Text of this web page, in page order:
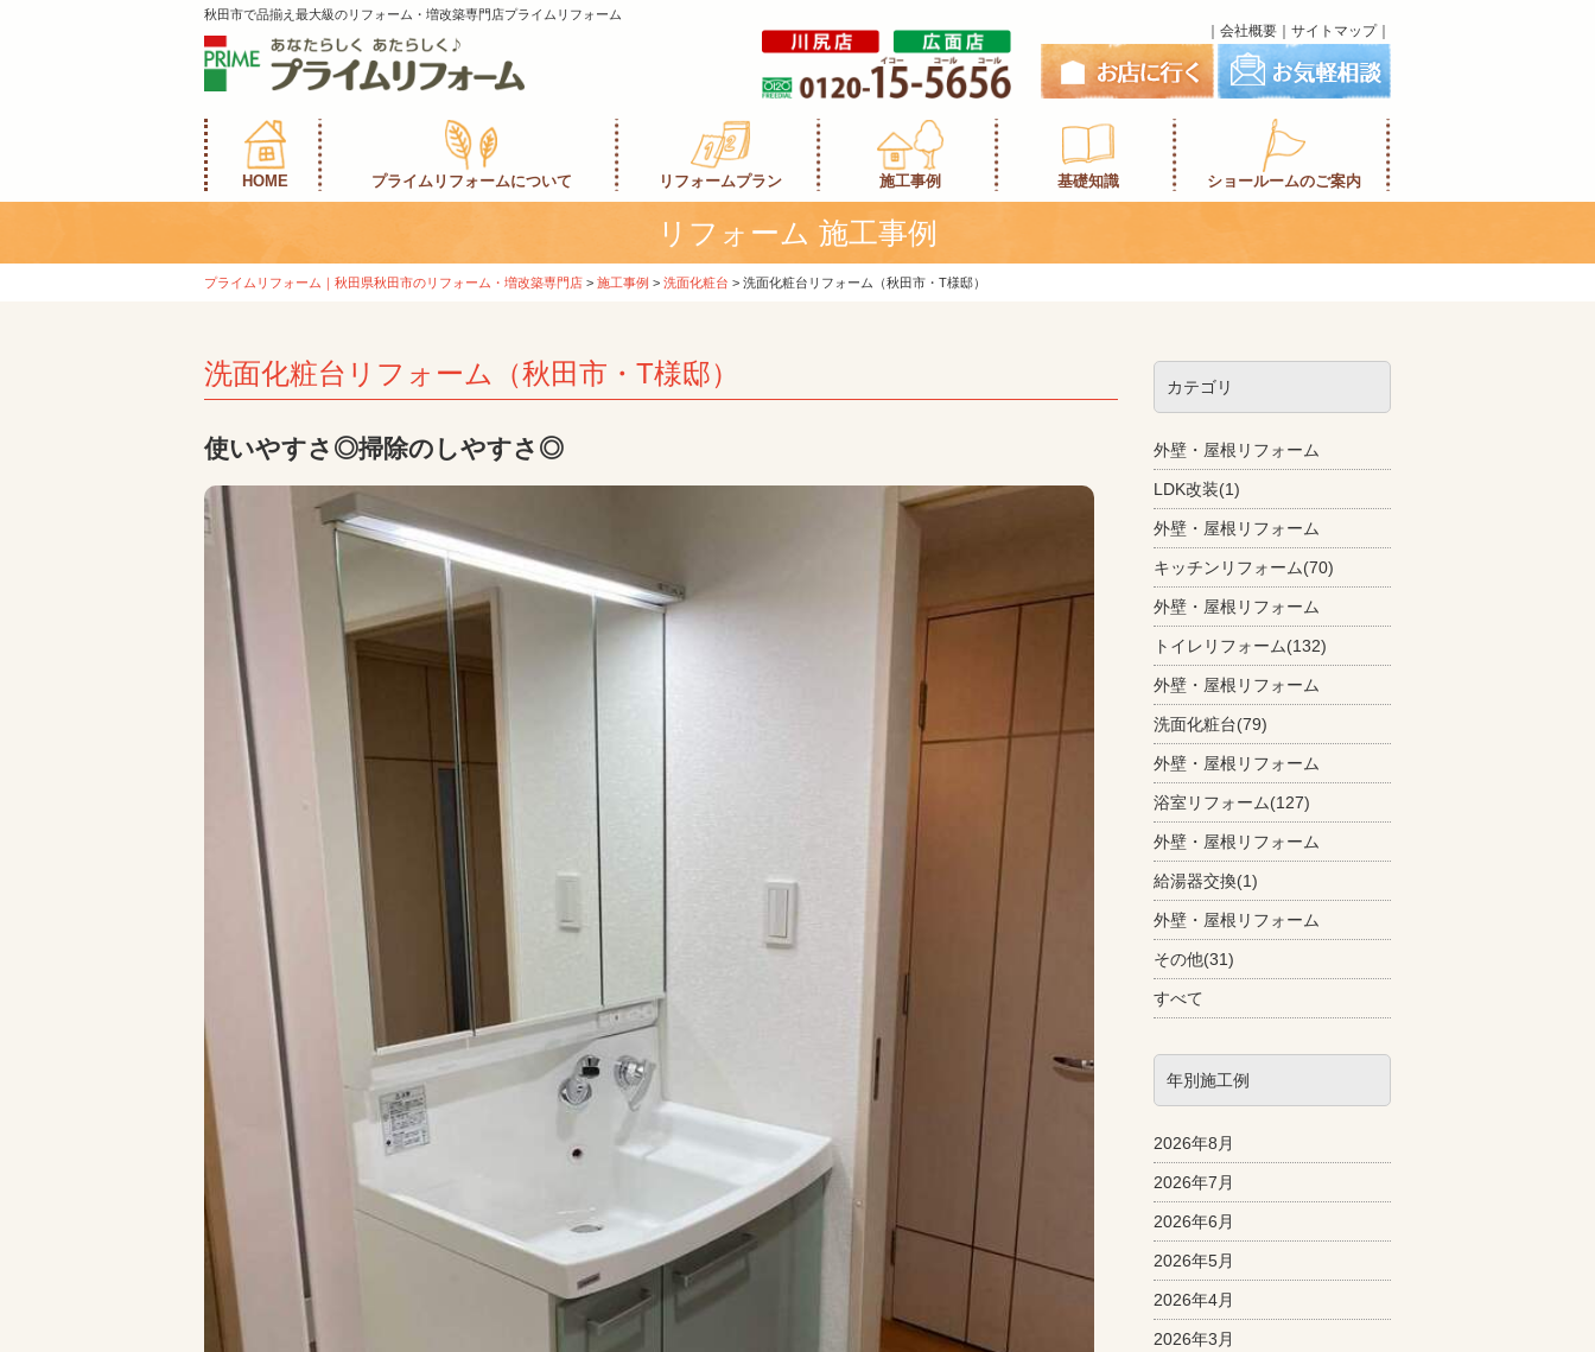
秋田市で品揃え最大級のリフォーム・増改築専門店プライムリフォーム
会社概要 サイトマップ｜
HOME プライムリフォームについて リフォームプラン 施工事例 基礎知識 ショールームのご案内
リフォーム 施工事例
プライムリフォーム｜秋田県秋田市のリフォーム・増改築専門店 > 施工事例 > 洗面化粧台 > 洗面化粧台リフォーム（秋田市・T様邸）
洗面化粧台リフォーム（秋田市・T様邸）
使いやすさ◎掃除のしやすさ◎
カテゴリ
外壁・屋根リフォーム
LDK改装(1)
外壁・屋根リフォーム
キッチンリフォーム(70)
外壁・屋根リフォーム
トイレリフォーム(132)
外壁・屋根リフォーム
洗面化粧台(79)
外壁・屋根リフォーム
浴室リフォーム(127)
外壁・屋根リフォーム
給湯器交換(1)
外壁・屋根リフォーム
その他(31)
すべて
年別施工例
2026年8月
2026年7月
2026年6月
2026年5月
2026年4月
2026年3月